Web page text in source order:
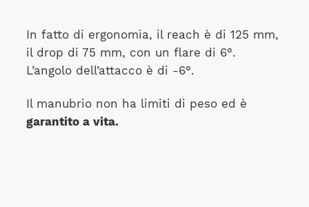
In fatto di ergonomia, il reach è di 125 mm,
il drop di 75 mm, con un flare di 6°.
L’angolo dell’attacco è di -6°.
Il manubrio non ha limiti di peso ed è
garantito a vita.